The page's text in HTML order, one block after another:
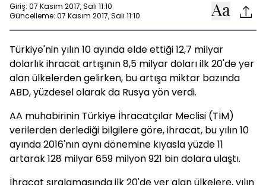
Giriş: 07 Kasım 2017, Salı 11:10
Güncelleme: 07 Kasım 2017, Salı 11:10
Türkiye'nin yılın 10 ayında elde ettiği 12,7 milyar
dolarlık ihracat artışının 8,5 milyar doları ilk 20'de yer
alan ülkelerden gelirken, bu artışa miktar bazında
ABD, yüzdesel olarak da Rusya yön verdi.
AA muhabirinin Türkiye İhracatçılar Meclisi (TİM)
verilerden derlediği bilgilere göre, ihracat, bu yılın 10
ayında 2016'nın aynı dönemine kıyasla yüzde 11
artarak 128 milyar 659 milyon 921 bin dolara ulaştı.